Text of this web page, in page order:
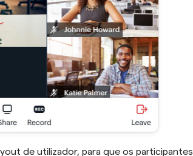
de utilizador, para que os participantes